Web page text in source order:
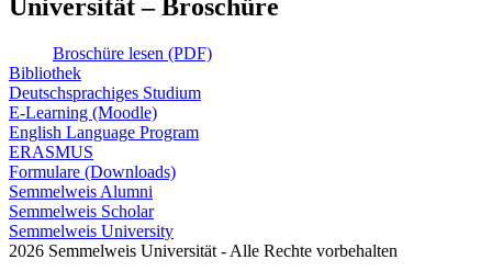
Universität – Broschüre
Broschüre lesen (PDF)
Bibliothek
Deutschsprachiges Studium
E-Learning (Moodle)
English Language Program
ERASMUS
Formulare (Downloads)
Semmelweis Alumni
Semmelweis Scholar
Semmelweis University
2026 Semmelweis Universität - Alle Rechte vorbehalten